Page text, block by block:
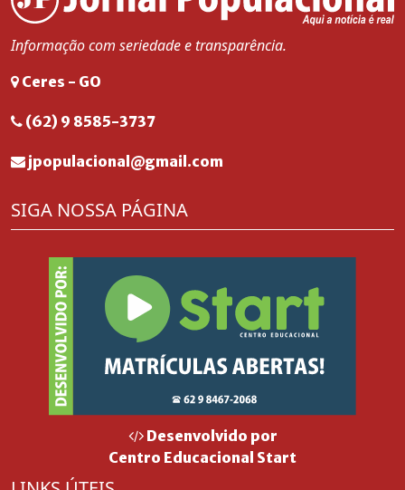
Informação com seriedade e transparência.
Ceres - GO
(62) 9 8585-3737
jpopulacional@gmail.com
SIGA NOSSA PÁGINA
Desenvolvido por
Centro Educacional Start